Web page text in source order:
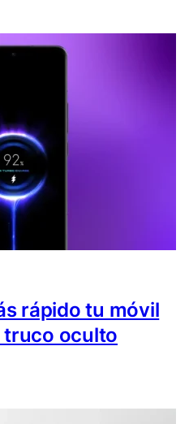
rápido tu móvil
truco oculto